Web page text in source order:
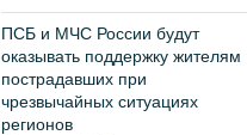
ПСБ и МЧС России будут
оказывать поддержку жителям
пострадавших при
чрезвычайных ситуациях
регионов